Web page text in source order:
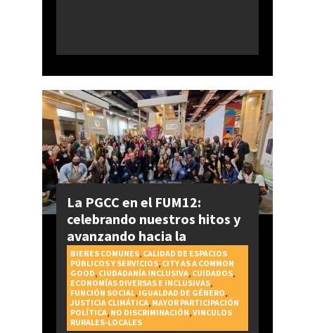
La PGCC en el FUM12:
celebrando nuestros hitos y
avanzando hacia la
realización del Derecho a la
Ciudad
BIENES COMUNES, CALIDAD DE ESPACIOS
PÚBLICOS Y SERVICIOS, CITY AS A COMMON
GOOD, CIUDADANÍA INCLUSIVA, CUIDADOS,
ECONOMÍAS DIVERSAS E INCLUSIVAS,
FUNCIÓN SOCIAL, IGUALDAD DE GÉNERO,
JUSTICIA CLIMÁTICA, MAYOR PARTICIPACIÓN
POLÍTICA, NO DISCRIMINACIÓN,VINCULOS
RURALES-LOCALES